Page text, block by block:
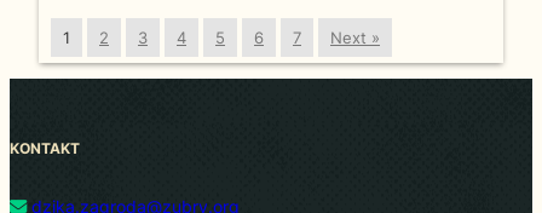
1 2 3 4 5 6 7 Next »
KONTAKT
dzika.zagroda@zubry.org